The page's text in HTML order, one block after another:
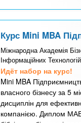
Курс Mini MBA
Міжнародна Академія
Інформаційних
Идёт набор на курс!
Mini MBA
власного бізнесу за 5
дисциплін для
компанією. Диплом